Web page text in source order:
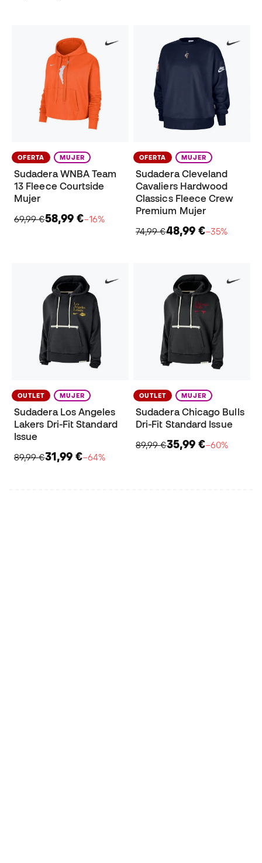
OFERTA MUJER
Sudadera WNBA Team
13 Fleece Courtside
Mujer
69,99 €58,99 €−16%
OFERTA MUJER
Sudadera Cleveland
Cavaliers Hardwood
Classics Fleece Crew
Premium Mujer
74,99 €48,99 €−35%
OUTLET MUJER
Sudadera Los Angeles
Lakers Dri-Fit Standard
Issue
89,99 €31,99 €−64%
OUTLET MUJER
Sudadera Chicago Bulls
Dri-Fit Standard Issue
89,99 €35,99 €−60%